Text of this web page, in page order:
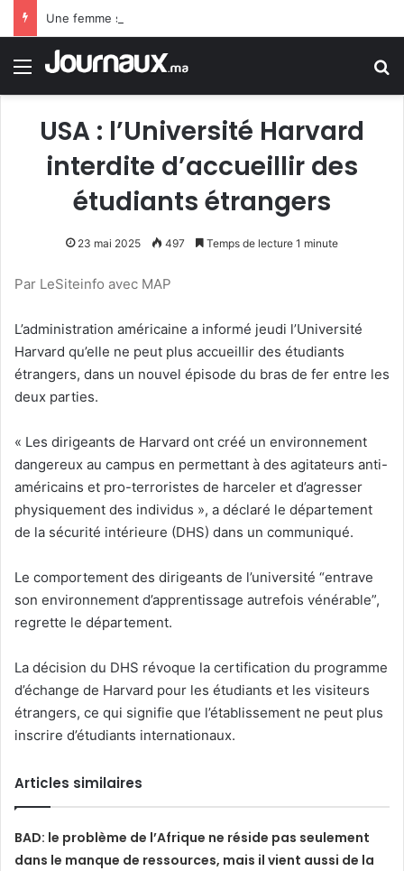
Menu
USA : l’Université Harvard
interdite d’accueillir des
étudiants étrangers
23 mai 2025 497 Temps de lecture 1 minute
Par LeSiteinfo avec MAP
L’administration américaine a informé jeudi l’Université
Harvard qu’elle ne peut plus accueillir des étudiants
étrangers, dans un nouvel épisode du bras de fer entre les
deux parties.
« Les dirigeants de Harvard ont créé un environnement
dangereux au campus en permettant à des agitateurs anti-
américains et pro-terroristes de harceler et d’agresser
physiquement des individus », a déclaré le département
de la sécurité intérieure (DHS) dans un communiqué.
Le comportement des dirigeants de l’université “entrave
son environnement d’apprentissage autrefois vénérable”,
regrette le département.
La décision du DHS révoque la certification du programme
d’échange de Harvard pour les étudiants et les visiteurs
étrangers, ce qui signifie que l’établissement ne peut plus
inscrire d’étudiants internationaux.
Articles similaires
BAD: le problème de l’Afrique ne réside pas seulement
dans le manque de ressources, mais il vient aussi de la